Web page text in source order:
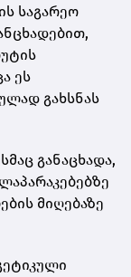
საგარეო
ეს
გახსნას
განაცხადა,
მიღებაზე